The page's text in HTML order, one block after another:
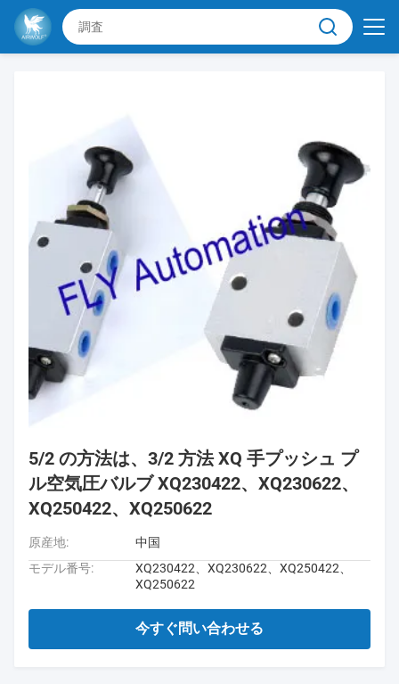
5/2 の方法は、3/2 方法 XQ 手プッシュ プ
ル空気圧バルブ XQ230422、XQ230622、
XQ250422、XQ250622
原産地:
中国
モデル番号:
XQ230422、XQ230622、XQ250422、
XQ250622
今すぐ問い合わせる